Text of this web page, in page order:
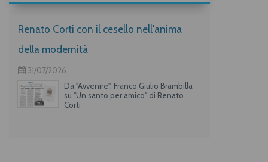
Renato Corti con il cesello nell'anima
della modernità
31/07/2026
Da "Avvenire", Franco Giulio Brambilla
su "Un santo per amico" di Renato
Corti